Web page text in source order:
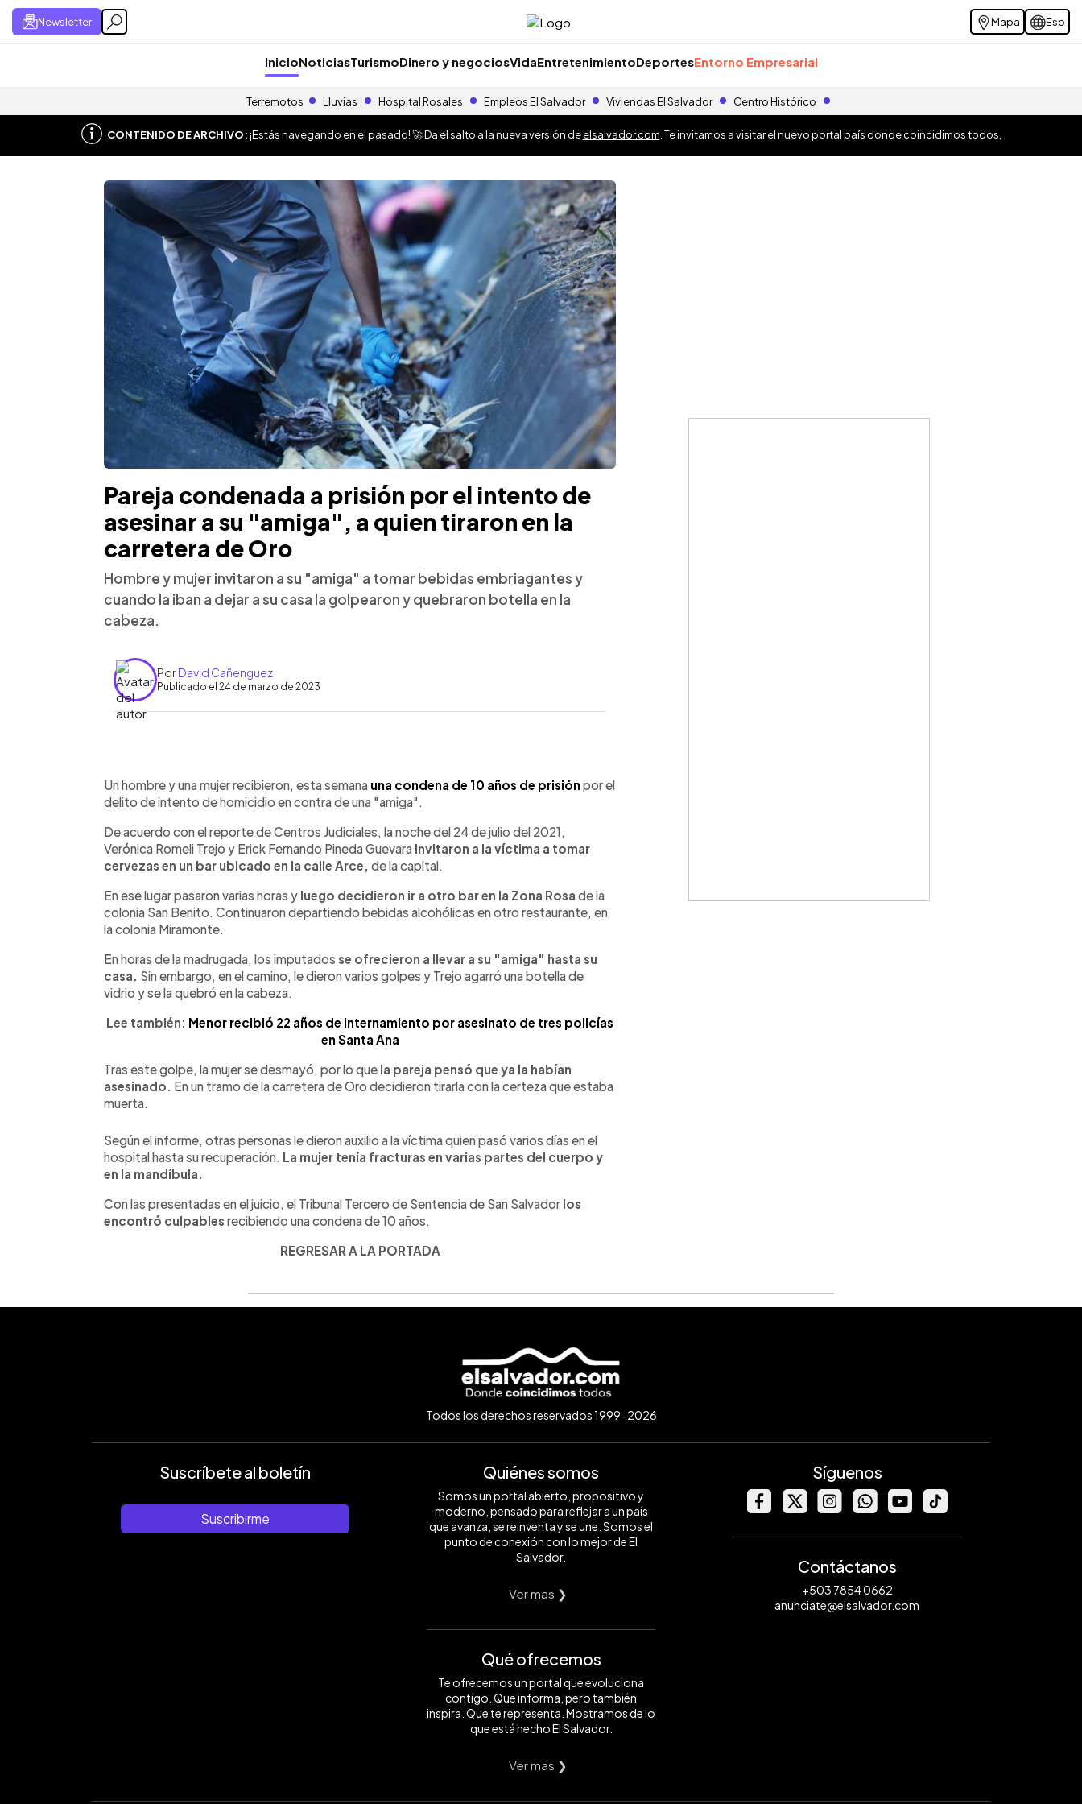
Newsletter Mapa Esp
InicioNoticiasTurismoDinero y negociosVidaEntretenimientoDeportesEntorno Empresarial
Terremotos Lluvias Hospital Rosales Empleos El Salvador Viviendas El Salvador Centro Histórico
CONTENIDO DE ARCHIVO:¡Estás navegando en el pasado! 🚀 Da el salto a la nueva versión deelsalvador.com . Te invitamos a visitar el nuevo portal país donde coincidimos todos.
Pareja condenada a prisión por el intento de
asesinar a su "amiga", a quien tiraron en la
carretera de Oro
Hombre y mujer invitaron a su "amiga" a tomar bebidas embriagantes y
cuando la iban a dejar a su casa la golpearon y quebraron botella en la
cabeza.
PorDavid Cañenguez
Publicado el 24 de marzo de 2023
Escuchar artículo
Un hombre y una mujer recibieron, esta semana una condena de 10 años de prisión por el
delito de intento de homicidio en contra de una "amiga".
De acuerdo con el reporte de Centros Judiciales, la noche del 24 de julio del 2021,
Verónica Romeli Trejo y Erick Fernando Pineda Guevara invitaron a la víctima a tomar
cervezas en un bar ubicado en la calle Arce, de la capital.
En ese lugar pasaron varias horas y luego decidieron ir a otro bar en la Zona Rosa de la
colonia San Benito. Continuaron departiendo bebidas alcohólicas en otro restaurante, en
la colonia Miramonte.
En horas de la madrugada, los imputados se ofrecieron a llevar a su "amiga" hasta su
casa. Sin embargo, en el camino, le dieron varios golpes y Trejo agarró una botella de
vidrio y se la quebró en la cabeza.
Lee también: Menor recibió 22 años de internamiento por asesinato de tres policías
en Santa Ana
Tras este golpe, la mujer se desmayó, por lo que la pareja pensó que ya la habían
asesinado. En un tramo de la carretera de Oro decidieron tirarla con la certeza que estaba
muerta.
Según el informe, otras personas le dieron auxilio a la víctima quien pasó varios días en el
hospital hasta su recuperación. La mujer tenía fracturas en varias partes del cuerpo y
en la mandíbula.
Con las presentadas en el juicio, el Tribunal Tercero de Sentencia de San Salvador los
encontró culpables recibiendo una condena de 10 años.
REGRESAR A LA PORTADA
Todos los derechos reservados 1999-2026
Suscríbete al boletín
Suscribirme
Quiénes somos
Somos un portal abierto, propositivo y
moderno, pensado para reflejar a un país
que avanza, se reinventa y se une. Somos el
punto de conexión con lo mejor de El
Salvador.
Ver mas ❯
Qué ofrecemos
Te ofrecemos un portal que evoluciona
contigo. Que informa, pero también
inspira. Que te representa. Mostramos de lo
que está hecho El Salvador.
Ver mas ❯
Síguenos
Contáctanos
+503 7854 0662
anunciate@elsalvador.com